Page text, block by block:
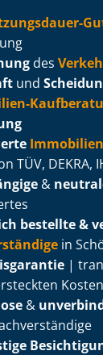
des
und
TÜV, DEKRA,
&
bestellte &
in
|
Kosten
&